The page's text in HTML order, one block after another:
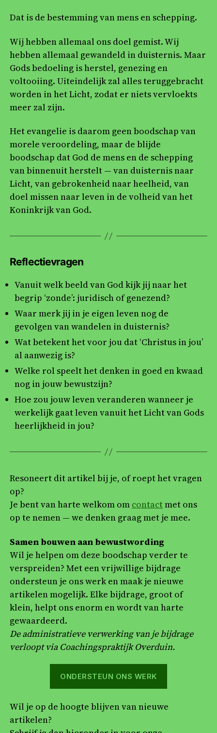
Dat is de bestemming van mens en schepping.
Wij hebben allemaal ons doel gemist. Wij
hebben allemaal gewandeld in duisternis. Maar
Gods bedoeling is herstel, genezing en
voltooiing. Uiteindelijk zal alles teruggebracht
worden in het Licht, zodat er niets vervloekts
meer zal zijn.
Het evangelie is daarom geen boodschap van
morele veroordeling, maar de blijde
boodschap dat God de mens en de schepping
van binnenuit herstelt — van duisternis naar
Licht, van gebrokenheid naar heelheid, van
doel missen naar leven in de volheid van het
Koninkrijk van God.
Reflectievragen
Vanuit welk beeld van God kijk jij naar het
begrip ‘zonde’: juridisch of genezend?
Waar merk jij in je eigen leven nog de
gevolgen van wandelen in duisternis?
Wat betekent het voor jou dat ‘Christus in jou’
al aanwezig is?
Welke rol speelt het denken in goed en kwaad
nog in jouw bewustzijn?
Hoe zou jouw leven veranderen wanneer je
werkelijk gaat leven vanuit het Licht van Gods
heerlijkheid in jou?
Resoneert dit artikel bij je, of roept het vragen
op?
Je bent van harte welkom om contactmet ons
op te nemen — we denken graag met je mee.
Samen bouwen aan bewustwording
Wil je helpen om deze boodschap verder te
verspreiden? Met een vrijwillige bijdrage
ondersteun je ons werk en maak je nieuwe
artikelen mogelijk. Elke bijdrage, groot of
klein, helpt ons enorm en wordt van harte
gewaardeerd.
De administratieve verwerking van je bijdrage
verloopt via Coachingspraktijk Overduin.
ONDERSTEUN ONS WERK
Wil je op de hoogte blijven van nieuwe
artikelen?